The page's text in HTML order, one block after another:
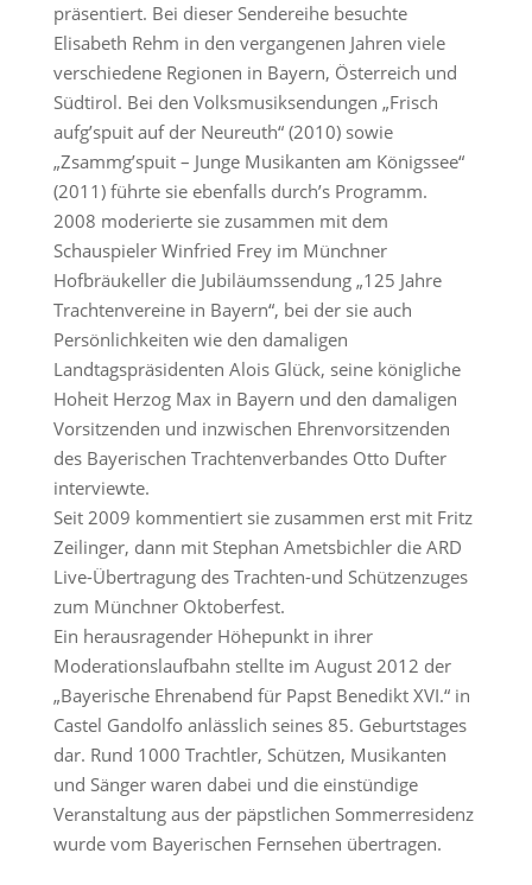
präsentiert. Bei dieser Sendereihe besuchte
Elisabeth Rehm in den vergangenen Jahren viele
verschiedene Regionen in Bayern, Österreich und
Südtirol. Bei den Volksmusiksendungen „Frisch
aufg’spuit auf der Neureuth“ (2010) sowie
„Zsammg’spuit – Junge Musikanten am Königssee“
(2011) führte sie ebenfalls durch’s Programm.
2008 moderierte sie zusammen mit dem
Schauspieler Winfried Frey im Münchner
Hofbräukeller die Jubiläumssendung „125 Jahre
Trachtenvereine in Bayern“, bei der sie auch
Persönlichkeiten wie den damaligen
Landtagspräsidenten Alois Glück, seine königliche
Hoheit Herzog Max in Bayern und den damaligen
Vorsitzenden und inzwischen Ehrenvorsitzenden
des Bayerischen Trachtenverbandes Otto Dufter
interviewte.
Seit 2009 kommentiert sie zusammen erst mit Fritz
Zeilinger, dann mit Stephan Ametsbichler die ARD
Live-Übertragung des Trachten-und Schützenzuges
zum Münchner Oktoberfest.
Ein herausragender Höhepunkt in ihrer
Moderationslaufbahn stellte im August 2012 der
„Bayerische Ehrenabend für Papst Benedikt XVI.“ in
Castel Gandolfo anlässlich seines 85. Geburtstages
dar. Rund 1000 Trachtler, Schützen, Musikanten
und Sänger waren dabei und die einstündige
Veranstaltung aus der päpstlichen Sommerresidenz
wurde vom Bayerischen Fernsehen übertragen.